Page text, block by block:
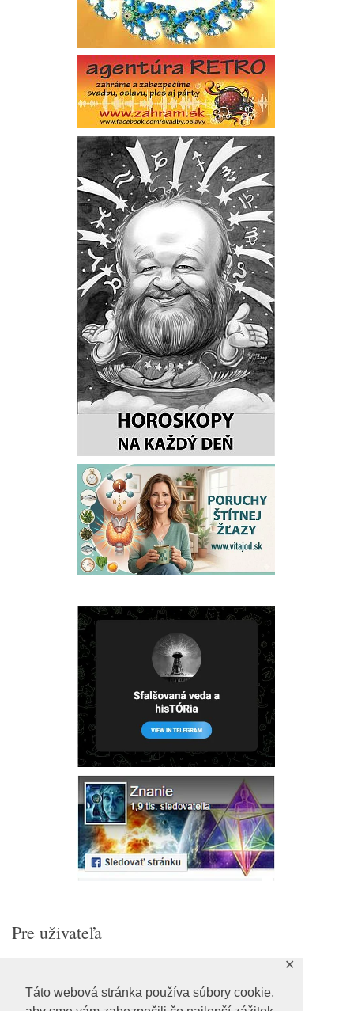
Táto webová stránka používa súbory cookie,
✕
Pre uživateľa
Feed záznamov
RSS feed komentárov